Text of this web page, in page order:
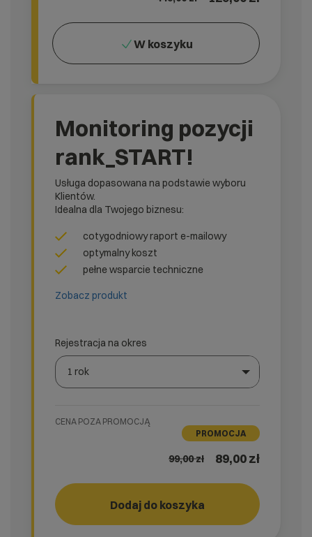
W koszyku
Monitoring pozycji
rank_START!
Usługa dopasowana na podstawie wyboru
Klientów.
Idealna dla Twojego biznesu:
cotygodniowy raport e-mailowy
optymalny koszt
pełne wsparcie techniczne
Zobacz produkt
Rejestracja na okres
1 rok
CENA POZA PROMOCJĄ
PROMOCJA
99,00zł 89,00 zł
Dodaj do koszyka START!